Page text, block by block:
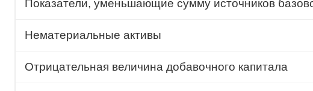
Показатели, уменьшающие сумму источников
Нематериальные активы
Отрицательная величина добавочного капитала